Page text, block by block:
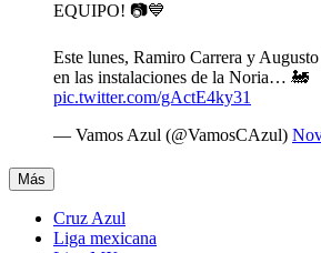
EQUIPO! 📷💙
Este lunes, Ramiro Carrera y
en las instalaciones de la Noria… 🚂
pic.twitter.com/gActE4ky31
— Vamos Azul (@VamosCAzul)
Más
Cruz Azul
Liga mexicana